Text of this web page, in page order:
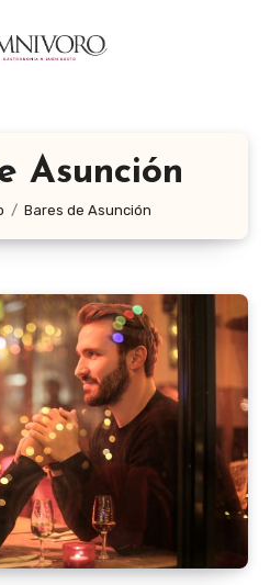
Asunción
Bares de Asunción